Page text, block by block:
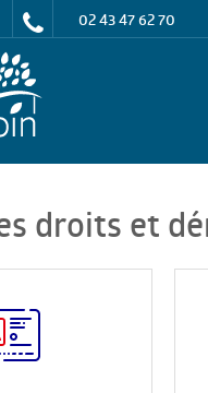
02 43 47 62 70
droits et